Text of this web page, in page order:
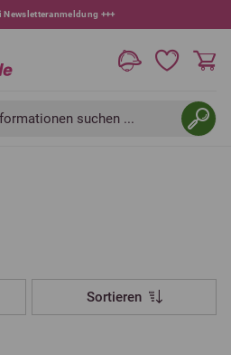
Newsletteranmeldung+++
suchen ...
Sortieren